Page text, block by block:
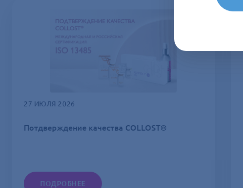
27 ИЮЛЯ 2026
Потдверждение качества COLLOST®
ПОДРОБНЕЕ